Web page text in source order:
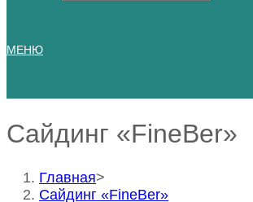
МЕНЮ
Сайдинг «FineBer»
Главная>
Сайдинг «FineBer»